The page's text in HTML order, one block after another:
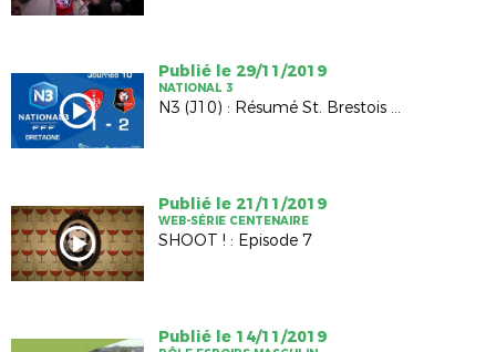
Publié le 29/11/2019
NATIONAL 3
N3 (J10) : Résumé St. Brestois B - St. Rennais B (1-2)
Publié le 21/11/2019
WEB-SÉRIE CENTENAIRE
SHOOT ! : Episode 7
Publié le 14/11/2019